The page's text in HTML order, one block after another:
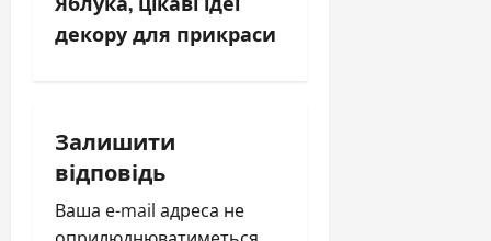
t
v
i
декору для прикраси
Залишити
відповідь
Ваша e-mail адреса не